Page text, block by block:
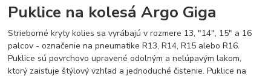
Puklice na kolesá Argo Giga
Strieborné kryty kolies sa vyrábajú v rozmere 13, "14", 15" a 16
palcov - označenie na pneumatike R13, R14, R15 alebo R16.
Puklice sú povrchovo upravené odolným a nelúpavým lakom,
ktorý zaisťuje štýlový vzhľad a jednoduché čistenie. Puklice na